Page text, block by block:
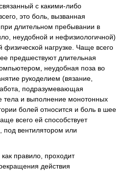
с какими-либо
это боль, вызванная
длительном пребывании в
неудобной и нефизиологичной)
физической нагрузке. Чаще всего
предшествуют длительная
неудобная поза во
рукоделием (вязание,
подразумевающая
тела и выполнение монотонных
болей относится и боль в шее
всего ей способствует
под вентилятором или
правило, проходит
действия